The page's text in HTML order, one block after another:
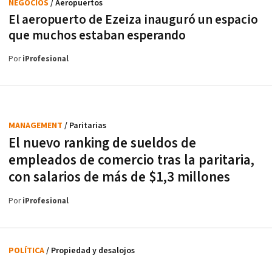
El aeropuerto de Ezeiza inauguró un espacio
que muchos estaban esperando
NEGOCIOS / Aeropuertos
PoriProfesional
El nuevo ranking de sueldos de
empleados de comercio tras la paritaria,
con salarios de más de $1,3 millones
MANAGEMENT / Paritarias
PoriProfesional
POLÍTICA/ Propiedad y desalojos